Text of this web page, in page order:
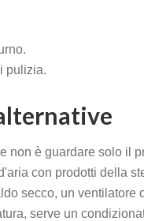
pulizia.
non è guardare solo il
con prodotti della
secco, un ventilatore
serve un